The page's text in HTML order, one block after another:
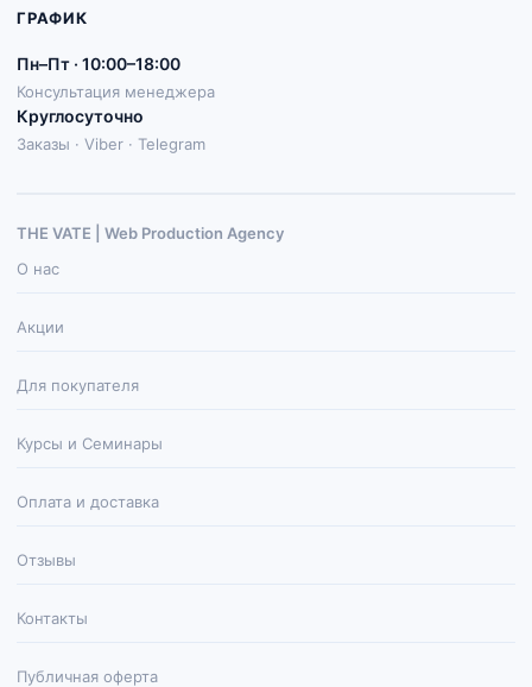
ГРАФИК
Пн–Пт · 10:00–18:00
Консультация менеджера
Круглосуточно
Заказы · Viber · Telegram
THE VATE | Web Production Agenсy
О нас
Акции
Для покупателя
Курсы и Семинары
Оплата и доставка
Отзывы
Контакты
Публичная оферта